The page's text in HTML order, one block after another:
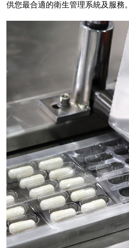
供您最合適的衛生管理系統及服務。